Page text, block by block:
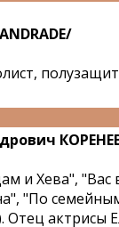
и Хева",
"По
Отец